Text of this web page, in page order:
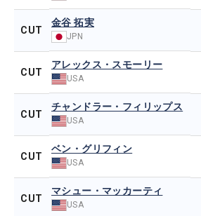
CUT
金谷 拓実
JPN
CUT
アレックス・スモーリー
USA
CUT
チャンドラー・フィリップス
USA
CUT
ベン・グリフィン
USA
CUT
マシュー・マッカーティ
USA